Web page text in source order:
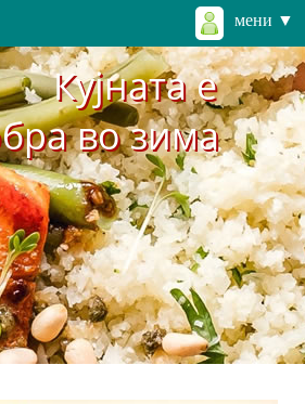
мени ▼
Кујната е
во зима